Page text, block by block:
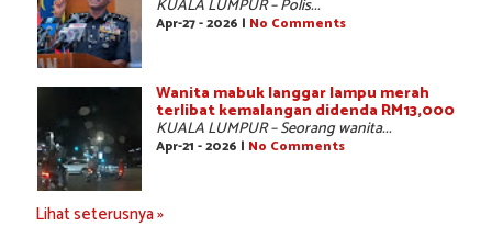
KUALA LUMPUR – Polis...
Apr-27 - 2026 | No Comments
Wanita mabuk langgar lampu merah
terlibat kemalangan didenda RM13,000
KUALA LUMPUR – Seorang wanita...
Apr-21 - 2026 | No Comments
Lihat seterusnya »